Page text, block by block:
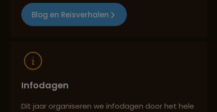
Blog en Reisverhalen
Infodagen
Dit jaar organiseren we infodagen door het hele